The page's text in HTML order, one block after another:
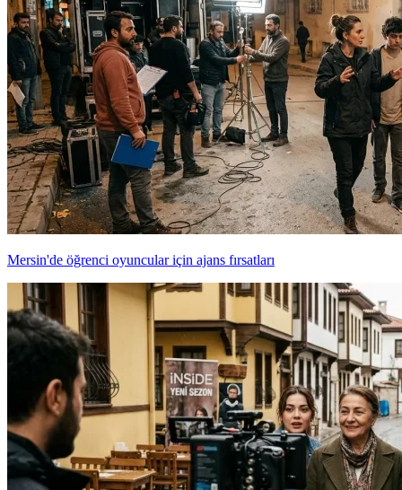
Mersin'de öğrenci oyuncular için ajans fırsatları